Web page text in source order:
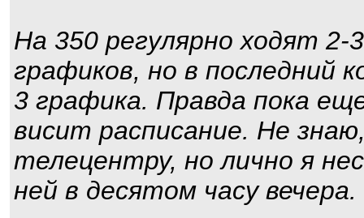
На 350 регулярно ходят
графиков, но в последний
3 графика. Правда пока
висит расписание. Не
телецентру, но лично я
ней в десятом часу вечера.